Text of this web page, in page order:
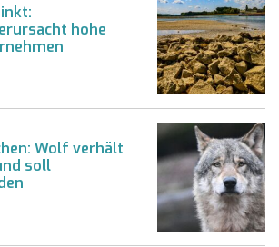
hohe
Wolf verhält
soll